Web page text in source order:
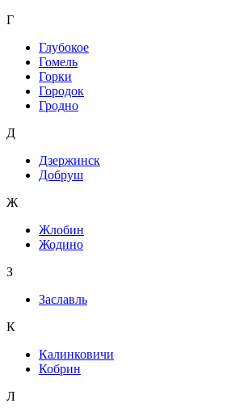
Г
Глубокое
Гомель
Горки
Городок
Гродно
Д
Дзержинск
Добруш
Ж
Жлобин
Жодино
З
Заславль
К
Калинковичи
Кобрин
Л